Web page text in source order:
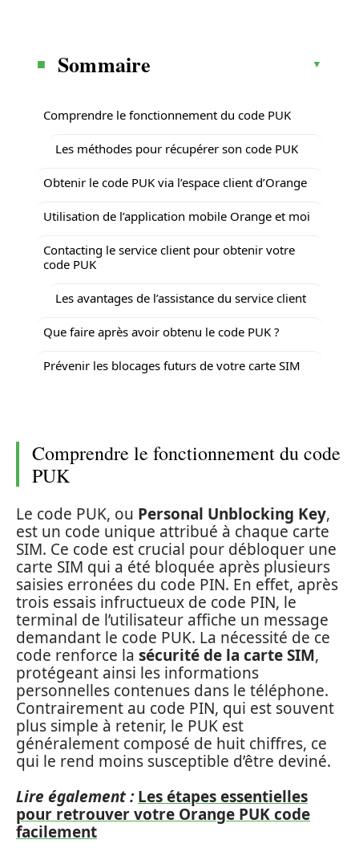
Sommaire
Comprendre le fonctionnement du code PUK
Les méthodes pour récupérer son code PUK
Obtenir le code PUK via l’espace client d’Orange
Utilisation de l’application mobile Orange et moi
Contacting le service client pour obtenir votre
code PUK
Les avantages de l’assistance du service client
Que faire après avoir obtenu le code PUK ?
Prévenir les blocages futurs de votre carte SIM
Comprendre le fonctionnement du code
PUK
Le code PUK, ou Personal Unblocking Key,
est un code unique attribué à chaque carte
SIM. Ce code est crucial pour débloquer une
carte SIM qui a été bloquée après plusieurs
saisies erronées du code PIN. En effet, après
trois essais infructueux de code PIN, le
terminal de l’utilisateur affiche un message
demandant le code PUK. La nécessité de ce
code renforce la sécurité de la carte SIM,
protégeant ainsi les informations
personnelles contenues dans le téléphone.
Contrairement au code PIN, qui est souvent
plus simple à retenir, le PUK est
généralement composé de huit chiffres, ce
qui le rend moins susceptible d’être deviné.
Lire également : Les étapes essentielles
pour retrouver votre Orange PUK code
facilement